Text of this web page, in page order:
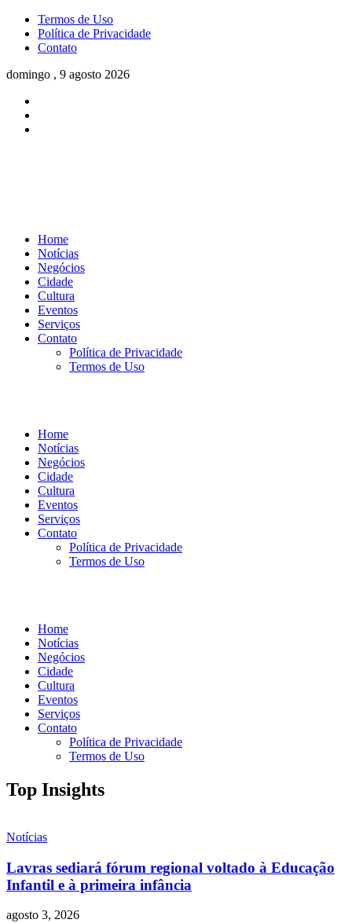
Termos de Uso
Política de Privacidade
Contato
domingo , 9 agosto 2026
Home
Notícias
Negócios
Cidade
Cultura
Eventos
Serviços
Contato
Política de Privacidade
Termos de Uso
Home
Notícias
Negócios
Cidade
Cultura
Eventos
Serviços
Contato
Política de Privacidade
Termos de Uso
Home
Notícias
Negócios
Cidade
Cultura
Eventos
Serviços
Contato
Política de Privacidade
Termos de Uso
Top Insights
Notícias
Lavras sediará fórum regional voltado à Educação
Infantil e à primeira infância
agosto 3, 2026